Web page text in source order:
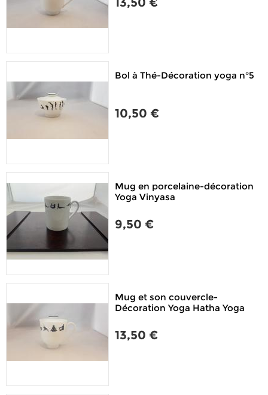
Bol à Thé-Décoration yoga n°5
10,50 €
Mug en porcelaine-décoration
Yoga Vinyasa
9,50 €
Mug et son couvercle-
Décoration Yoga Hatha Yoga
13,50 €